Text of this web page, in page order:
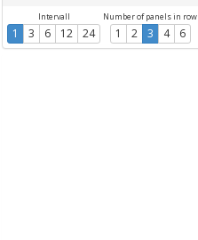
Intervall
1 3 6 12 24
Number of panels in row
1 2 3 4 6